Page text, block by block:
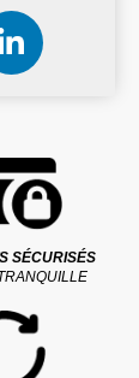
SÉCURISÉS